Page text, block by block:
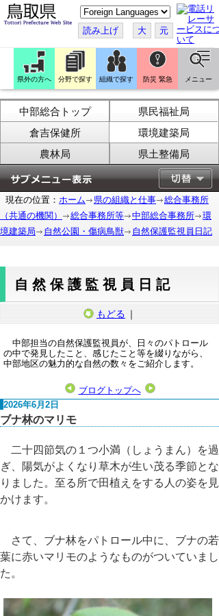
こ
の
ペ
ー
ジ
翻
訳
す
る
読み上げ 大 元
県外の方へ 分野で探す 組織で探す 防災 緊急 メニュー
中部総合トップ
県民福祉局
倉吉保健所
環境建築局
農林局
県土整備局
現在の位置： ホーム 県の組織と仕事
総合事務所
（共通の機関）
総合事務所等 中部総合事務所
環
境建築局
自然公園・傷病鳥獣 自然保護監視員日記
自然保護監視員日記
もどる ｜
中部担当の自然保護監視員が、日々のパトロール
の中で発見したこと、感じたこと等を綴りながら、
中部地区の魅力的な自然の数々をご紹介します。
ブログトップへ
2026年6月2日
ブナ林のマリモ
二十四節気の１つ小満（しょうまん）を過
ぎ、陽気がよくなり草木が生い茂る季節とな
りました。至る所で田植えをする人の姿を見
かけます。
さて、ブナ林をパトロール中に、ブナの若
葉に赤いマリモのようなものがついていまし
た。